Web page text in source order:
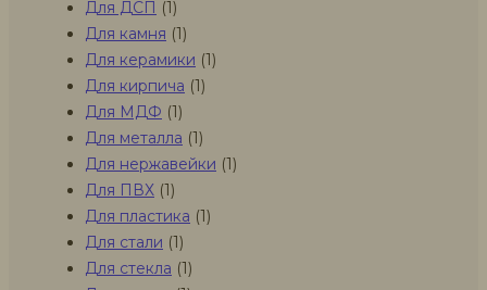
Для ДСП (1)
Для камня (1)
Для керамики (1)
Для кирпича (1)
Для МДФ (1)
Для металла (1)
Для нержавейки (1)
Для ПВХ (1)
Для пластика (1)
Для стали (1)
Для стекла (1)